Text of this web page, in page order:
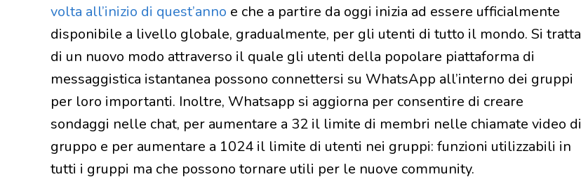
volta all’inizio di quest’anno e che a partire da oggi inizia ad essere ufficialmente
disponibile a livello globale, gradualmente, per gli utenti di tutto il mondo. Si tratta
di un nuovo modo attraverso il quale gli utenti della popolare piattaforma di
messaggistica istantanea possono connettersi su WhatsApp all’interno dei gruppi
per loro importanti. Inoltre, Whatsapp si aggiorna per consentire di creare
sondaggi nelle chat, per aumentare a 32 il limite di membri nelle chiamate video di
gruppo e per aumentare a 1024 il limite di utenti nei gruppi: funzioni utilizzabili in
tutti i gruppi ma che possono tornare utili per le nuove community.